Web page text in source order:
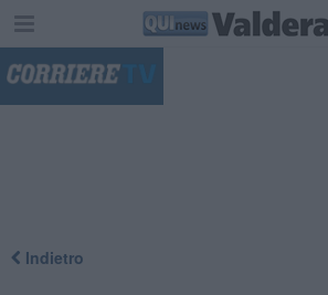
Indietro